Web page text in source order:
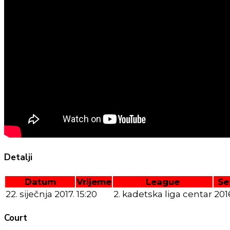
Detalji
Datum Vrijeme League
22. siječnja 2017. 15:20 2. kadetska liga centar
Court